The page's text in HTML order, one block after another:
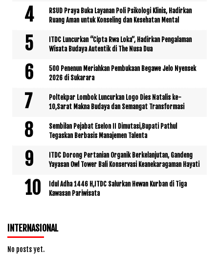
RSUD Praya Buka Layanan Poli Psikologi Klinis, Hadirkan
Ruang Aman untuk Konseling dan Kesehatan Mental
ITDC Luncurkan “Cipta Rwa Loka”, Hadirkan Pengalaman
Wisata Budaya Autentik di The Nusa Dua
500 Penenun Meriahkan Pembukaan Begawe Jelo Nyensek
2026 di Sukarara
Poltekpar Lombok Luncurkan Logo Dies Natalis ke-
10,Sarat Makna Budaya dan Semangat Transformasi
Sembilan Pejabat Eselon II Dimutasi,Bupati Pathul
Tegaskan Berbasis Manajemen Talenta
ITDC Dorong Pertanian Organik Berkelanjutan, Gandeng
Yayasan Owl Tower Bali Konservasi Keanekaragaman Hayati
Idul Adha 1446 H,ITDC Salurkan Hewan Kurban di Tiga
Kawasan Pariwisata
INTERNASIONAL
No posts yet.